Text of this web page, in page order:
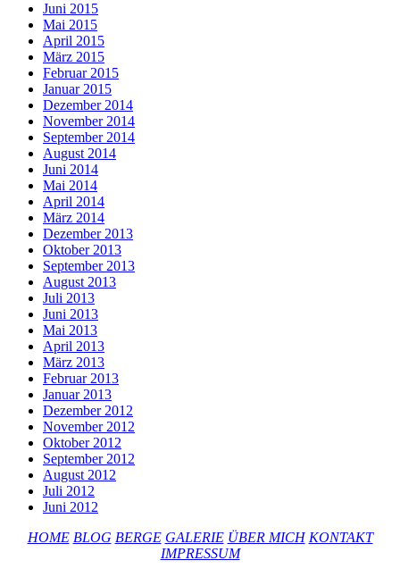
Juni 2015
Mai 2015
April 2015
März 2015
Februar 2015
Januar 2015
Dezember 2014
November 2014
September 2014
August 2014
Juni 2014
Mai 2014
April 2014
März 2014
Dezember 2013
Oktober 2013
September 2013
August 2013
Juli 2013
Juni 2013
Mai 2013
April 2013
März 2013
Februar 2013
Januar 2013
Dezember 2012
November 2012
Oktober 2012
September 2012
August 2012
Juli 2012
Juni 2012
HOME BLOG BERGE GALERIE ÜBER MICH KONTAKT
IMPRESSUM